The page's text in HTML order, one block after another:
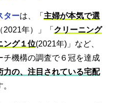
ターは、「 主婦が本気で選
（2021年）」「 クリーニング
ング１位(2021年)」など、
チ機構の調査で６冠を達成
力の、注目されている宅配